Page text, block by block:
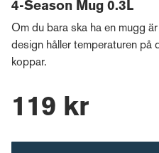
4-Season Mug 0.3L
Om du bara ska ha en mugg
design håller temperaturen på
koppar.
119 kr